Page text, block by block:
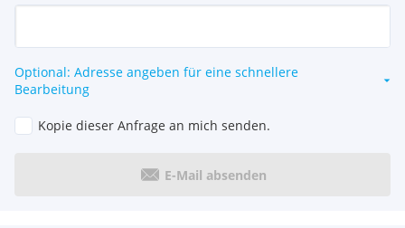
Optional: Adresse angeben für eine schnellere
Bearbeitung
Kopie dieser Anfrage an mich senden.
E-Mail absenden